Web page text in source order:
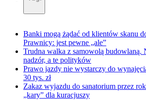
Banki mogą żądać od klientów skanu
Prawnicy: jest pewne „ale”
Trudna walka z samowolą
nadzór, a te polityków
Prawo jazdy nie wystarczy do
30 tys. zł
Zakaz wyjazdu do sanatorium przez
„kary” dla kuracjuszy